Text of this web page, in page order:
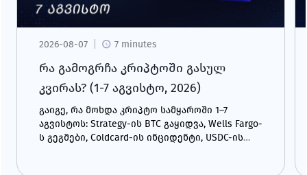
2026-08-07 7 minutes
რა გამოგრჩა კრიპტოში გასულ
კვირას? (1-7 აგვისტო, 2026)
გაიგე, რა მოხდა კრიპტო სამყაროში 1–7
აგვისტოს: Strategy-ის BTC გაყიდვა, Wells Fargo-
ს გეგმები, Coldcard-ის ინციდენტი, USDC-ის